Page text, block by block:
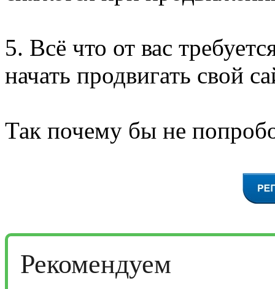
5. Всё что от вас
начать продвигать свой
Так почему бы не
Рекомендуем